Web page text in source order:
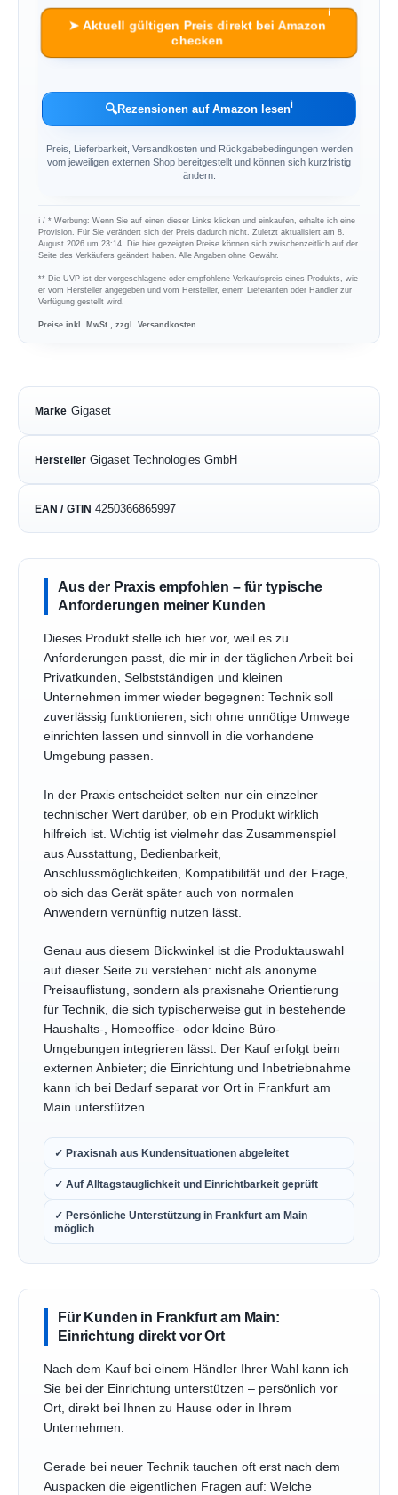
➤ Aktuell gültigen Preis direkt bei Amazon
checken
ℹ︎
🔍Rezensionen auf Amazon lesenℹ︎
Preis, Lieferbarkeit, Versandkosten und Rückgabebedingungen werden
vom jeweiligen externen Shop bereitgestellt und können sich kurzfristig
ändern.
ℹ︎ / * Werbung: Wenn Sie auf einen dieser Links klicken und einkaufen, erhalte ich eine
Provision. Für Sie verändert sich der Preis dadurch nicht. Zuletzt aktualisiert am 8.
August 2026 um 23:14. Die hier gezeigten Preise können sich zwischenzeitlich auf der
Seite des Verkäufers geändert haben. Alle Angaben ohne Gewähr.
** Die UVP ist der vorgeschlagene oder empfohlene Verkaufspreis eines Produkts, wie
er vom Hersteller angegeben und vom Hersteller, einem Lieferanten oder Händler zur
Verfügung gestellt wird.
Preise inkl. MwSt., zzgl. Versandkosten
Marke Gigaset
Hersteller Gigaset Technologies GmbH
EAN / GTIN 4250366865997
Aus der Praxis empfohlen – für typische
Anforderungen meiner Kunden
Dieses Produkt stelle ich hier vor, weil es zu
Anforderungen passt, die mir in der täglichen Arbeit bei
Privatkunden, Selbstständigen und kleinen
Unternehmen immer wieder begegnen: Technik soll
zuverlässig funktionieren, sich ohne unnötige Umwege
einrichten lassen und sinnvoll in die vorhandene
Umgebung passen.
In der Praxis entscheidet selten nur ein einzelner
technischer Wert darüber, ob ein Produkt wirklich
hilfreich ist. Wichtig ist vielmehr das Zusammenspiel
aus Ausstattung, Bedienbarkeit,
Anschlussmöglichkeiten, Kompatibilität und der Frage,
ob sich das Gerät später auch von normalen
Anwendern vernünftig nutzen lässt.
Genau aus diesem Blickwinkel ist die Produktauswahl
auf dieser Seite zu verstehen: nicht als anonyme
Preisauflistung, sondern als praxisnahe Orientierung
für Technik, die sich typischerweise gut in bestehende
Haushalts-, Homeoffice- oder kleine Büro-
Umgebungen integrieren lässt. Der Kauf erfolgt beim
externen Anbieter; die Einrichtung und Inbetriebnahme
kann ich bei Bedarf separat vor Ort in Frankfurt am
Main unterstützen.
✓ Praxisnah aus Kundensituationen abgeleitet
✓ Auf Alltagstauglichkeit und Einrichtbarkeit geprüft
✓ Persönliche Unterstützung in Frankfurt am Main
möglich
Für Kunden in Frankfurt am Main:
Einrichtung direkt vor Ort
Nach dem Kauf bei einem Händler Ihrer Wahl kann ich
Sie bei der Einrichtung unterstützen – persönlich vor
Ort, direkt bei Ihnen zu Hause oder in Ihrem
Unternehmen.
Gerade bei neuer Technik tauchen oft erst nach dem
Auspacken die eigentlichen Fragen auf: Welche